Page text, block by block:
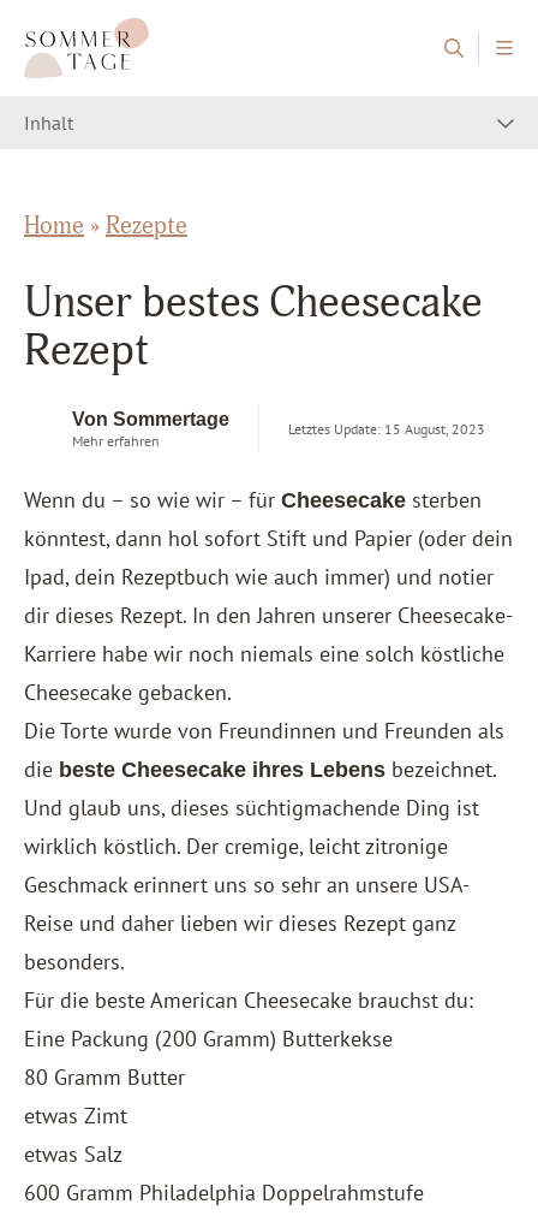
Zum Inhalt springen
Sommertage - Der Reiseblog aus Österreich
Inhalt
Home » Rezepte
Unser bestes Cheesecake
Rezept
Von Sommertage
Mehr erfahren
Letztes Update: 15 August, 2023
Wenn du – so wie wir – für Cheesecake sterben
könntest, dann hol sofort Stift und Papier (oder dein
Ipad, dein Rezeptbuch wie auch immer) und notier
dir dieses Rezept. In den Jahren unserer Cheesecake-
Karriere habe wir noch niemals eine solch köstliche
Cheesecake gebacken.
Die Torte wurde von Freundinnen und Freunden als
die beste Cheesecake ihres Lebens bezeichnet.
Und glaub uns, dieses süchtigmachende Ding ist
wirklich köstlich. Der cremige, leicht zitronige
Geschmack erinnert uns so sehr an unsere USA-
Reise und daher lieben wir dieses Rezept ganz
besonders.
Für die beste American Cheesecake brauchst du:
Eine Packung (200 Gramm) Butterkekse
80 Gramm Butter
etwas Zimt
etwas Salz
600 Gramm Philadelphia Doppelrahmstufe